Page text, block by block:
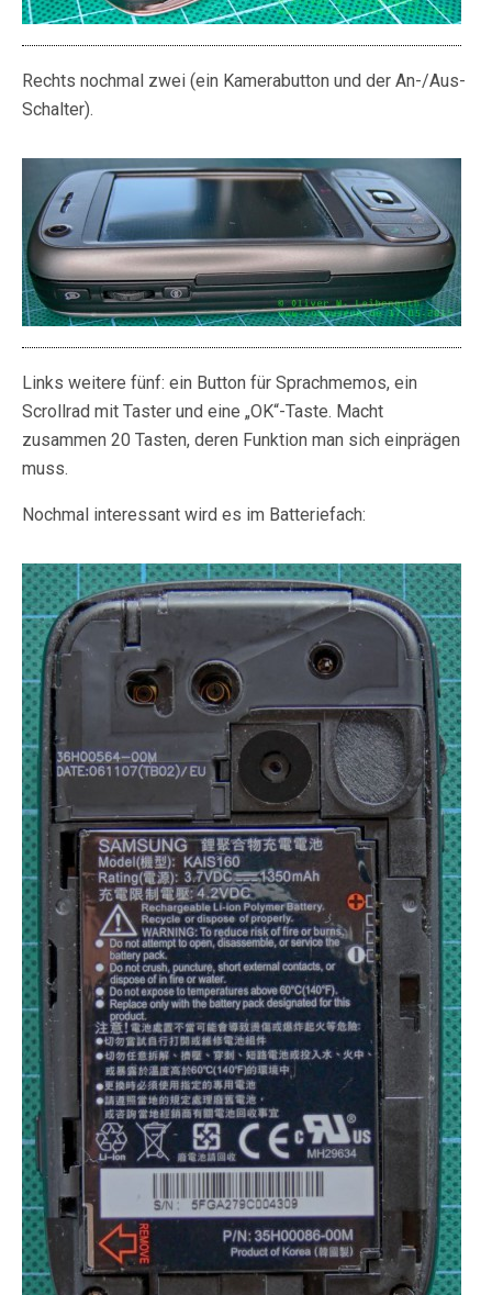
Rechts nochmal zwei (ein Kamerabutton und der An-/Aus-
Schalter).
Links weitere fünf: ein Button für Sprachmemos, ein
Scrollrad mit Taster und eine „OK“-Taste. Macht
zusammen 20 Tasten, deren Funktion man sich einprägen
muss.
Nochmal interessant wird es im Batteriefach: